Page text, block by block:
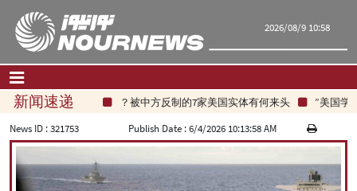
2026/08/9 10:58
首页 联系我们|关于我们
要闻
评论频道
新闻速递 被中方反制的7家美国实体有何来头？
美国学
News ID :321753 Publish Date :6/4/2026 10:13:58 AM